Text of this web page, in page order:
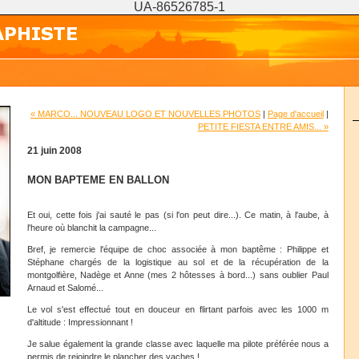
UA-86526785-1
« MARCO... NOUVEAU LOGO ET NOUVELLES PHOTOS| Page d'accueil|
PETITE FIESTA ENTRE AMIS... »
21 juin 2008
MON BAPTEME EN BALLON
Et oui, cette fois j'ai sauté le pas (si l'on peut dire...). Ce matin, à l'aube, à
l'heure où blanchit la campagne...
Bref, je remercie l'équipe de choc associée à mon baptême : Philippe et
Stéphane chargés de la logistique au sol et de la récupération de la
montgolfière, Nadège et Anne (mes 2 hôtesses à bord...) sans oublier Paul
Arnaud et Salomé...
Le vol s'est effectué tout en douceur en flirtant parfois avec les 1000 m
d'altitude : Impressionnant !
Je salue également la grande classe avec laquelle ma pilote préférée nous a
permis de rejoindre le plancher des vaches !